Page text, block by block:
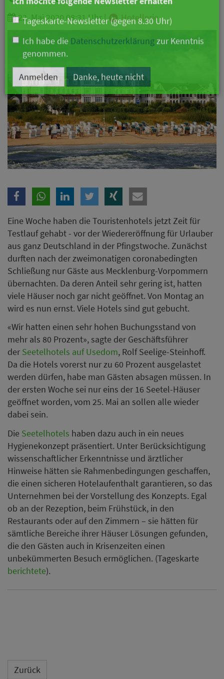
22. Mai 2020 08:31 Uhr| Hotellerie
Eine Woche haben die Touristenhotels jetzt Zeit für
Testlauf gehabt - vor der Wiedereröffnung für Urlauber
aus ganz Deutschland in der Pfingstwoche. Zunächst
durften nach der zweimonatigen coronabedingten
Schließung nur Gäste aus Mecklenburg-Vorpommern
übernachten. Da deren Anteil sehr gering ist, hatten
viele Häuser noch gar nicht geöffnet. Von Montag an
wird es nun ernst. Viele Hotels sind gut gebucht.
«Wir hatten einen sehr hohen Buchungsstand von
mehr als 80 Prozent», sagte der Geschäftsführer
der Seetelhotels auf Usedom, Rolf Seelige-Steinhoff.
Da die Hotels vorerst nur zu 60 Prozent ausgelastet
werden dürfen, habe man Gästen absagen müssen. In
der ersten Woche sei nur eins der 16 Seetel-Häuser
geöffnet worden, vom 25. Mai an sollen alle wieder
dabei sein.
Die Seetelhotels haben dazu auch in ein neues
Hygienekonzept präsentiert. Unter Berücksichtigung
wissenschaftlicher Erkenntnisse und ärztlicher
Hinweise hätten sie Rahmenbedingungen geschaffen,
die einen sicheren Hotelaufenthalt garantieren, so das
Unternehmen bei der Vorstellung des Konzepts. Egal
ob an der Rezeption, beim Frühstück, in den
Restaurants oder auf den Zimmern – sie hätten für
sämtliche Bereiche ihrer Häuser Lösungen gefunden,
die den Gästen auch in Krisenzeiten einen
unbekümmerten Besuch ermöglichen. (Tageskarte
berichtete).
Zurück
Branche
Ich möchte folgende Newsletter erhalten
Tageskarte-Newsletter (gegen 8.30 Uhr)
Ich habe dieDatenschutzerklärung zur Kenntnis
genommen.
Anmelden Danke, heute nicht